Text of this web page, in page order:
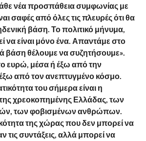
νέα προσπάθεια συμφωνίας με
σαφές από όλες τις πλευρές ότι θα
βάση. Το πολιτικό μήνυμα,
να είναι μόνο ένα. Απαντάμε στο
βάση θέλουμε να συζητήσουμε».
ευρώ, μέσα ή έξω από την
από τον ανεπτυγμένο κόσμο.
του σήμερα είναι η
χρεοκοπημένης Ελλάδας, των
των φοβισμένων ανθρώπων.
της χώρας που δεν μπορεί να
τις συντάξεις, αλλά μπορεί να